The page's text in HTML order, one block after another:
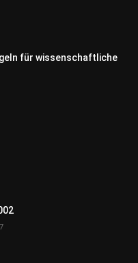
für wissenschaftliche